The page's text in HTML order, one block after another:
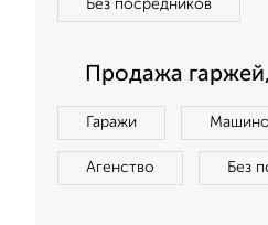
Без посредников
Продажа
Гаражи
Агенство Без